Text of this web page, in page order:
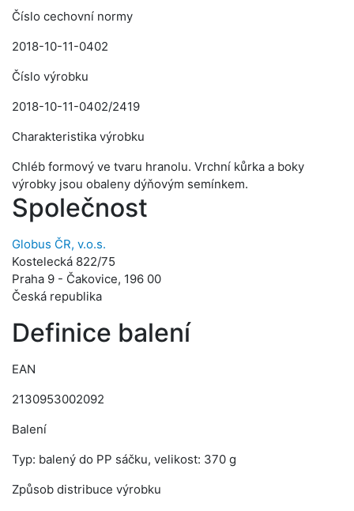
Číslo cechovní normy
2018-10-11-0402
Číslo výrobku
2018-10-11-0402/2419
Charakteristika výrobku
Chléb formový ve tvaru hranolu. Vrchní kůrka a boky
výrobky jsou obaleny dýňovým semínkem.
Společnost
Globus ČR, v.o.s.
Kostelecká 822/75
Praha 9 - Čakovice, 196 00
Česká republika
Definice balení
EAN
2130953002092
Balení
Typ: balený do PP sáčku, velikost: 370 g
Způsob distribuce výrobku